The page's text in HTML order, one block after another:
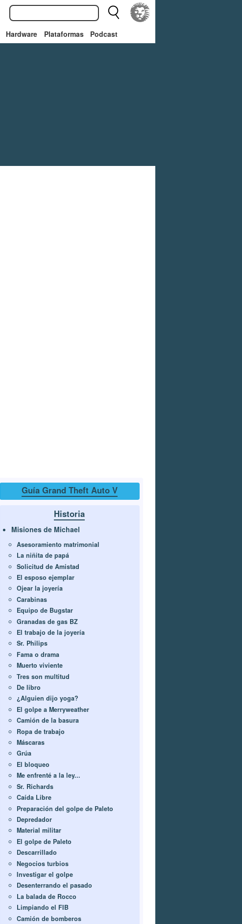
Hardware Plataformas Podcast
Guía Grand Theft Auto V
Historia
Misiones de Michael
Asesoramiento matrimonial
La niñita de papá
Solicitud de Amistad
El esposo ejemplar
Ojear la joyería
Carabinas
Equipo de Bugstar
Granadas de gas BZ
El trabajo de la joyería
Sr. Philips
Fama o drama
Muerto viviente
Tres son multitud
De libro
¿Alguien dijo yoga?
El golpe a Merryweather
Camión de la basura
Ropa de trabajo
Máscaras
Grúa
El bloqueo
Me enfrenté a la ley...
Sr. Richards
Caída Libre
Preparación del golpe de Paleto
Depredador
Material militar
El golpe de Paleto
Descarrillado
Negocios turbios
Investigar el golpe
Desenterrando el pasado
La balada de Rocco
Limpiando el FIB
Camión de bomberos